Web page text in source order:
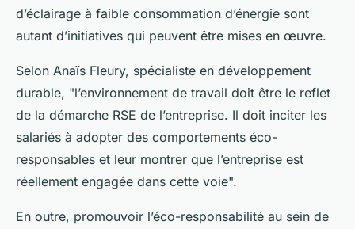
d’éclairage à faible consommation d’énergie sont
autant d’initiatives qui peuvent être mises en œuvre.
Selon Anaïs Fleury, spécialiste en développement
durable, "l’environnement de travail doit être le reflet
de la démarche RSE de l’entreprise. Il doit inciter les
salariés à adopter des comportements éco-
responsables et leur montrer que l’entreprise est
réellement engagée dans cette voie".
En outre, promouvoir l’éco-responsabilité au sein de